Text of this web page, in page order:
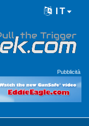
IT
Pubblicità